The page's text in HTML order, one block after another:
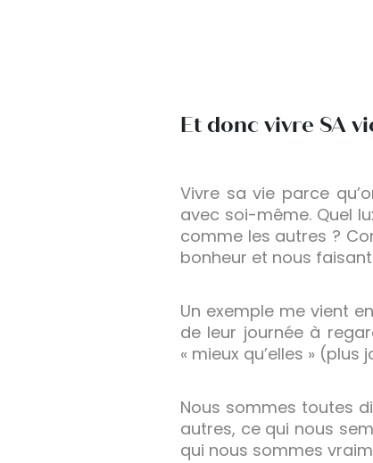
Et donc vivre SA
Vivre sa vie parce
avec soi-même. Quel
comme les autres ?
bonheur et nous
Un exemple me vient
de leur journée à
« mieux qu’elles »
Nous sommes toutes
autres, ce qui nous
qui nous sommes